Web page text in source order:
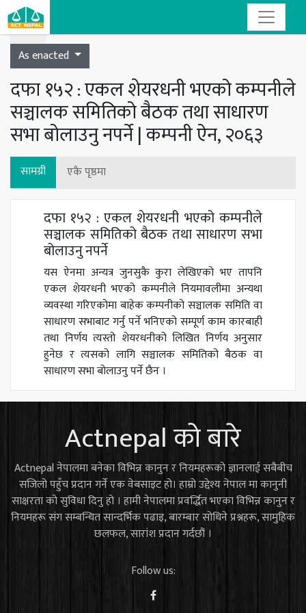
Toggle navigation
As enacted
दफा १५२ : एकल शेयरधनी भएको कम्पनीले
सञ्चालक समितिको बैठक तथा साधारण
सभा बोलाउनु नपर्ने | कम्पनी ऐन, २०६३
सामग्री एकै पृष्ठमा
दफा १५२ : एकल शेयरधनी भएको कम्पनीले
सञ्चालक समितिको बैठक तथा साधारण सभा
बोलाउनु नपर्ने
यस ऐनमा अन्यत्र जुनसुकै कुरा लेखिएको भए तापनि
एकल शेयरधनी भएको कम्पनीले नियमावलीमा अन्यथा
व्यवस्था गरिएकोमा बाहेक कम्पनीको सञ्चालक समिति वा
साधारण सभाबाट गर्नु पर्ने भनिएको सम्पूर्ण काम कारबाही
तथा निर्णय त्यस्तो शेयरधनीको लिखित निर्णय अनुसार
हुनेछ र त्यसको लागि सञ्चालक समितिको बैठक वा
साधारण सभा बोलाउनु पर्ने छैन ।
Actnepal को बारे
Actnepal नेपालमा बनेका विभिन्न कानुन र नियमहरूको ज्ञानलाई सबैबीच
सजिलो पहुँच प्रदान गर्ने एक वेबसाइट हो। हाम्रो उद्देश्य नेपाल मा कानुनी
साक्षरता को सुविधा दिनु हो । हामी नेपालमा प्रवर्द्धित भएका विभिन्न कानुन र
नियमहरू संग सम्बन्धित सान्दर्भिक पढाइ, बारम्बार सोधिने प्रश्नहरू, सामुहिक
छलफल, सारांश प्रदान गर्दछौं ।
Follow us: